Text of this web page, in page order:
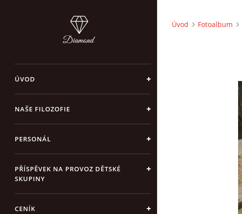
ÚVOD
NAŠE FILOZOFIE
PERSONÁL
PŘÍSPĚVEK NA PROVOZ DĚTSKÉ
SKUPINY
CENÍK
Úvod Fotoalbum